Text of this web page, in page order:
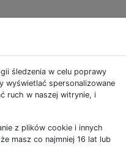
śledzenia w celu poprawy
wyświetlać spersonalizowane
ruch w naszej witrynie, i
z plików cookie i innych
masz co najmniej 16 lat lub